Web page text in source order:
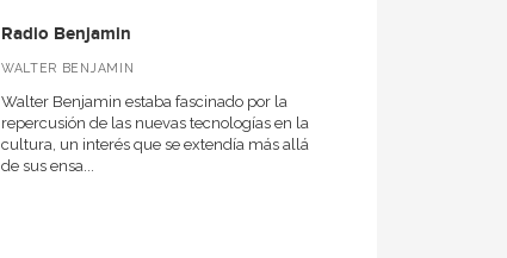
Radio Benjamin
WALTER BENJAMIN
Walter Benjamin estaba fascinado por la
repercusión de las nuevas tecnologías en la
cultura, un interés que se extendía más allá
de sus ensa...